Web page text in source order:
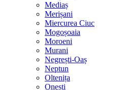
Mediaș
Merișani
Miercurea Ciuc
Mogoșoaia
Moroeni
Murani
Negrești-Oaș
Neptun
Oltenița
Onești